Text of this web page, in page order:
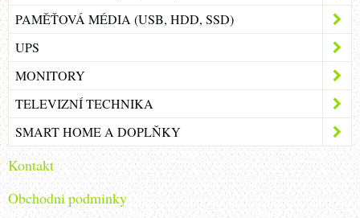
PAMĚŤOVÁ MÉDIA (USB, HDD, SSD)
UPS
MONITORY
TELEVIZNÍ TECHNIKA
SMART HOME A DOPLŇKY
Kontakt
Obchodni podminky